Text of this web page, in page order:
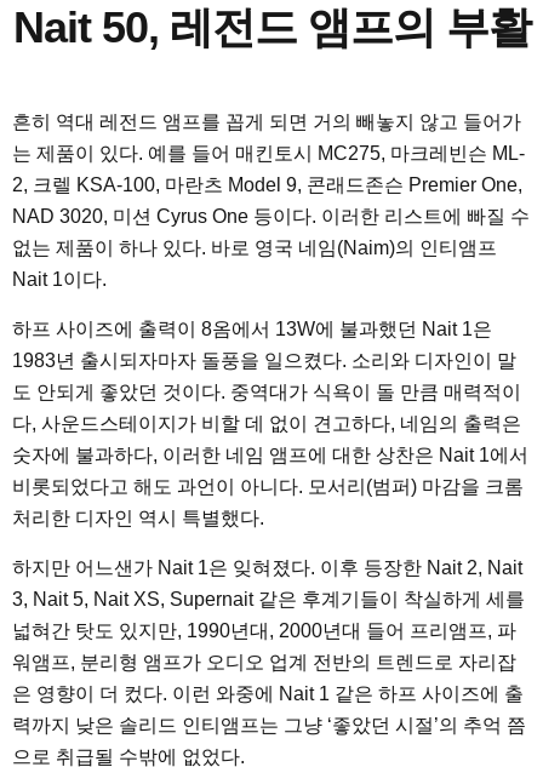
Nait 50, 레전드 앰프의 부활
흔히 역대 레전드 앰프를 꼽게 되면 거의 빼놓지 않고 들어가
는 제품이 있다. 예를 들어 매킨토시 MC275, 마크레빈슨 ML-
2, 크렐 KSA-100, 마란츠 Model 9, 콘래드존슨 Premier One,
NAD 3020, 미션 Cyrus One 등이다. 이러한 리스트에 빠질 수
없는 제품이 하나 있다. 바로 영국 네임(Naim)의 인티앰프
Nait 1이다.
하프 사이즈에 출력이 8옴에서 13W에 불과했던 Nait 1은
1983년 출시되자마자 돌풍을 일으켰다. 소리와 디자인이 말
도 안되게 좋았던 것이다. 중역대가 식욕이 돌 만큼 매력적이
다, 사운드스테이지가 비할 데 없이 견고하다, 네임의 출력은
숫자에 불과하다, 이러한 네임 앰프에 대한 상찬은 Nait 1에서
비롯되었다고 해도 과언이 아니다. 모서리(범퍼) 마감을 크롬
처리한 디자인 역시 특별했다.
하지만 어느샌가 Nait 1은 잊혀졌다. 이후 등장한 Nait 2, Nait
3, Nait 5, Nait XS, Supernait 같은 후계기들이 착실하게 세를
넓혀간 탓도 있지만, 1990년대, 2000년대 들어 프리앰프, 파
워앰프, 분리형 앰프가 오디오 업계 전반의 트렌드로 자리잡
은 영향이 더 컸다. 이런 와중에 Nait 1 같은 하프 사이즈에 출
력까지 낮은 솔리드 인티앰프는 그냥 ‘좋았던 시절’의 추억 쯤
으로 취급될 수밖에 없었다.